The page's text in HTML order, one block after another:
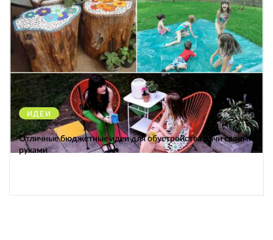
ИДЕИ 38560
Отличные бюджетные идеи для обустройства дачи своими
руками